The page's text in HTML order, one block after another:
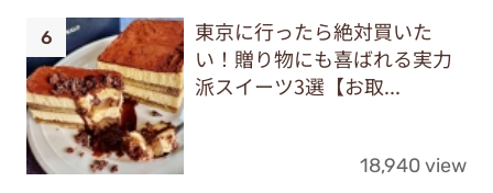
東京に行ったら絶対買いた
い！贈り物にも喜ばれる実力
派スイーツ3選【お取...
18,940 view